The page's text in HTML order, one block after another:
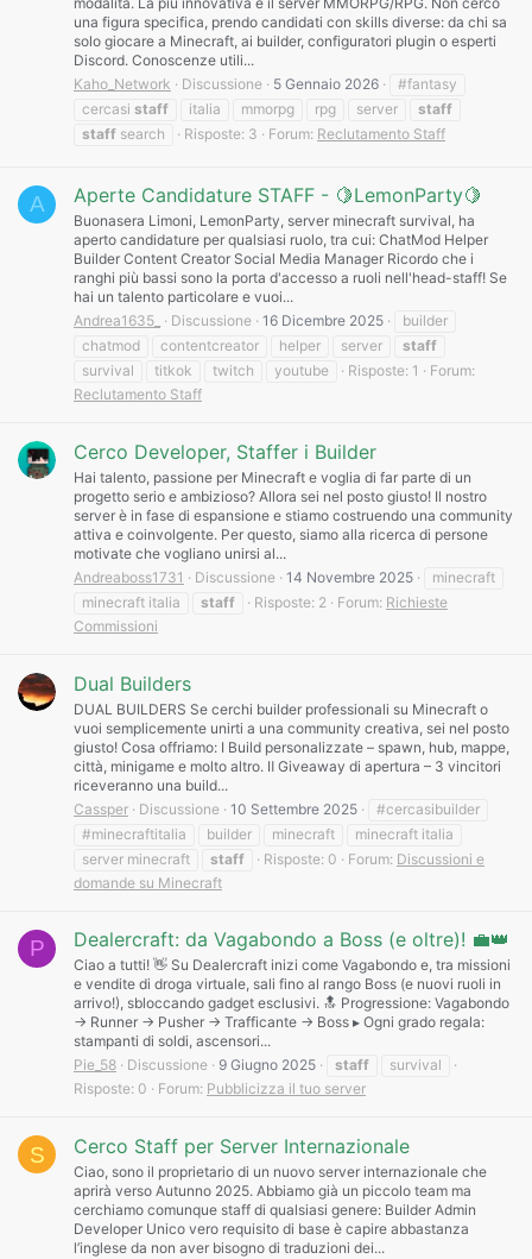
una figura specifica, prendo candidati con skills diverse: da chi sa
solo giocare a Minecraft, ai builder, configuratori plugin o esperti
Discord. Conoscenze utili...
Kaho_Network
Discussione 5 Gennaio 2026
#fantasy
cercasi staff italia mmorpg rpg server
staff
staff search Risposte: 3 Forum: Reclutamento Staff
A Aperte Candidature STAFF - 🍋LemonParty🍋
Buonasera Limoni, LemonParty, server minecraft survival, ha
aperto candidature per qualsiasi ruolo, tra cui: ChatMod Helper
Builder Content Creator Social Media Manager Ricordo che i
ranghi più bassi sono la porta d'accesso a ruoli nell'head-staff! Se
hai un talento particolare e vuoi...
Andrea1635_
Discussione 16 Dicembre 2025
builder
chatmod
contentcreator helper server
staff
survival
titkok twitch youtube Risposte: 1
Forum:
Reclutamento Staff
Cerco Developer, Staffer i Builder
Hai talento, passione per Minecraft e voglia di far parte di un
progetto serio e ambizioso? Allora sei nel posto giusto! Il nostro
server è in fase di espansione e stiamo costruendo una community
attiva e coinvolgente. Per questo, siamo alla ricerca di persone
motivate che vogliano unirsi al...
Andreaboss1731
Discussione 14 Novembre 2025
minecraft
minecraft italia
staff Risposte: 2 Forum: Richieste
Commissioni
Dual Builders
DUAL BUILDERS Se cerchi builder professionali su Minecraft o
vuoi semplicemente unirti a una community creativa, sei nel posto
giusto! Cosa offriamo: Ⅰ Build personalizzate – spawn, hub, mappe,
città, minigame e molto altro. Ⅱ Giveaway di apertura – 3 vincitori
riceveranno una build...
Cassper
Discussione 10 Settembre 2025
#cercasibuilder
#minecraftitalia
builder minecraft
minecraft italia
server minecraft
staff Risposte: 0 Forum: Discussioni e
domande su Minecraft
P Dealercraft: da Vagabondo a Boss (e oltre)! 💼👑
Ciao a tutti! 👋 Su Dealercraft inizi come Vagabondo e, tra missioni
e vendite di droga virtuale, sali fino al rango Boss (e nuovi ruoli in
arrivo!), sbloccando gadget esclusivi. 🔝 Progressione: Vagabondo
→ Runner → Pusher → Trafficante → Boss ▸ Ogni grado regala:
stampanti di soldi, ascensori...
Pie_58
Discussione 9 Giugno 2025 staff
survival
Risposte: 0
Forum: Pubblicizza il tuo server
S Cerco Staff per Server Internazionale
Ciao, sono il proprietario di un nuovo server internazionale che
aprirà verso Autunno 2025. Abbiamo già un piccolo team ma
cerchiamo comunque staff di qualsiasi genere: Builder Admin
Developer Unico vero requisito di base è capire abbastanza
l’inglese da non aver bisogno di traduzioni dei...